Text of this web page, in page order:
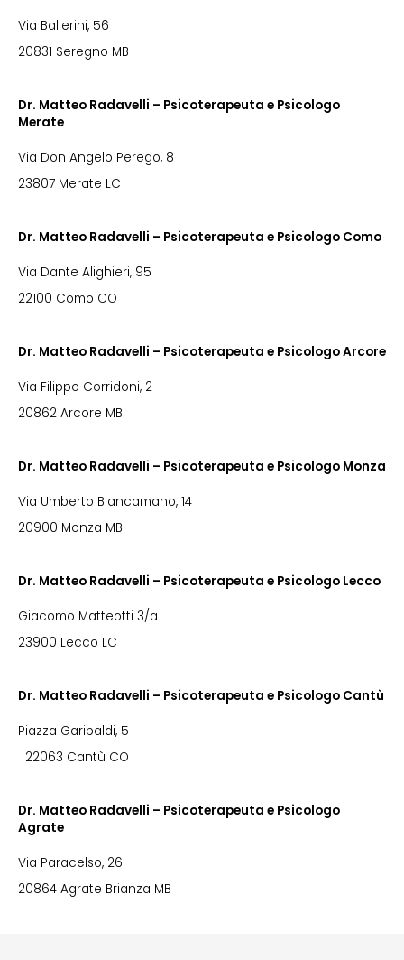
Via Ballerini, 56
20831 Seregno MB
Dr. Matteo Radavelli – Psicoterapeuta e Psicologo
Merate
Via Don Angelo Perego, 8
23807 Merate LC
Dr. Matteo Radavelli – Psicoterapeuta e Psicologo Como
Via Dante Alighieri, 95
22100 Como CO
Dr. Matteo Radavelli – Psicoterapeuta e Psicologo Arcore
Via Filippo Corridoni, 2
20862 Arcore MB
Dr. Matteo Radavelli – Psicoterapeuta e Psicologo Monza
Via Umberto Biancamano, 14
20900 Monza MB
Dr. Matteo Radavelli – Psicoterapeuta e Psicologo Lecco
Giacomo Matteotti 3/a
23900 Lecco LC
Dr. Matteo Radavelli – Psicoterapeuta e Psicologo Cantù
Piazza Garibaldi, 5
22063 Cantù CO
Dr. Matteo Radavelli – Psicoterapeuta e Psicologo
Agrate
Via Paracelso, 26
20864 Agrate Brianza MB